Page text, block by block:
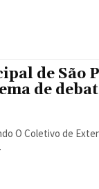
de São
de